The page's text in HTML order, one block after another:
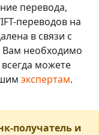
перевода,
переводов на
в связи с
Вам необходимо
можете
экспертам.
получатель и